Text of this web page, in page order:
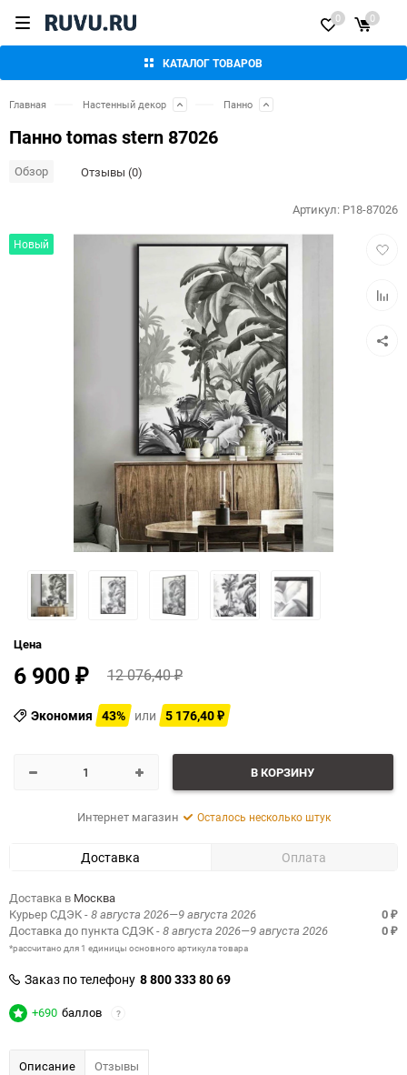
КАТАЛОГ ТОВАРОВ
0 0
Главная Настенный декор Панно
Панно tomas stern 87026
Обзор Отзывы (0)
Новый
Артикул: P18-87026
Цена
6 900 ₽ 12 076,40₽
Экономия 43% или 5 176,40 ₽
В КОРЗИНУ
Интернет магазин Осталось несколько штук
Доставка Оплата
Доставка в Москва
Курьер СДЭК- 8 августа 2026—9 августа 2026 0 ₽
Доставка до пункта СДЭК- 8 августа 2026—9 августа 2026 0 ₽
*рассчитано для 1 единицы основного артикула товара
Заказ по телефону 8 800 333 80 69
+690 баллов ?
Описание Отзывы